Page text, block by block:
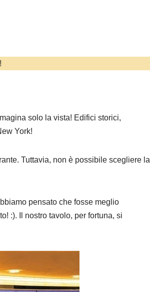
solo la vista! Edifici storici,
York!
Tuttavia, non è possibile scegliere la
pensato che fosse meglio
:). Il nostro tavolo, per fortuna, si